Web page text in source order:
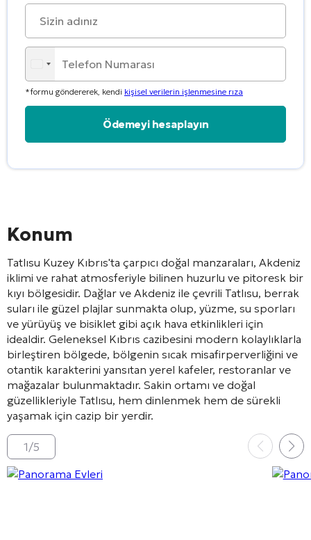
*formu göndererek, kendi kişisel verilerin işlenmesine rıza
Konum
Tatlısu Kuzey Kıbrıs'ta çarpıcı doğal manzaraları, Akdeniz
iklimi ve rahat atmosferiyle bilinen huzurlu ve pitoresk bir
kıyı bölgesidir. Dağlar ve Akdeniz ile çevrili Tatlısu, berrak
suları ile güzel plajlar sunmakta olup, yüzme, su sporları
ve yürüyüş ve bisiklet gibi açık hava etkinlikleri için
idealdir. Geleneksel Kıbrıs cazibesini modern kolaylıklarla
birleştiren bölgede, bölgenin sıcak misafirperverliğini ve
otantik karakterini yansıtan yerel kafeler, restoranlar ve
mağazalar bulunmaktadır. Sakin ortamı ve doğal
güzellikleriyle Tatlısu, hem dinlenmek hem de sürekli
yaşamak için cazip bir yerdir.
1/5